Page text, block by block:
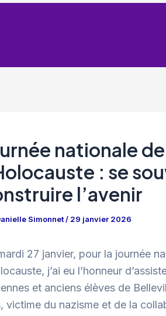
nationale
: se
l’avenir
Simonnet/ 29 janvier 2026
27 janvier, pour la journée
j’ai eu l’honneur
et anciens élèves de
victime du nazisme et de la